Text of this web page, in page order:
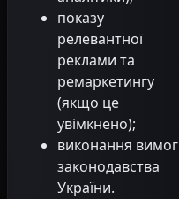
показу
релевантної
реклами та
ремаркетингу
(якщо це
увімкнено);
виконання вимог
законодавства
України.